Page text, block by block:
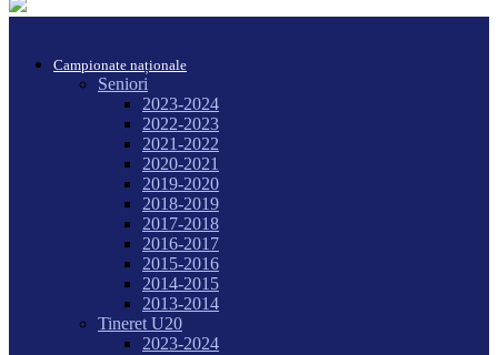
Campionate naționale
Seniori
2023-2024
2022-2023
2021-2022
2020-2021
2019-2020
2018-2019
2017-2018
2016-2017
2015-2016
2014-2015
2013-2014
Tineret U20
2023-2024